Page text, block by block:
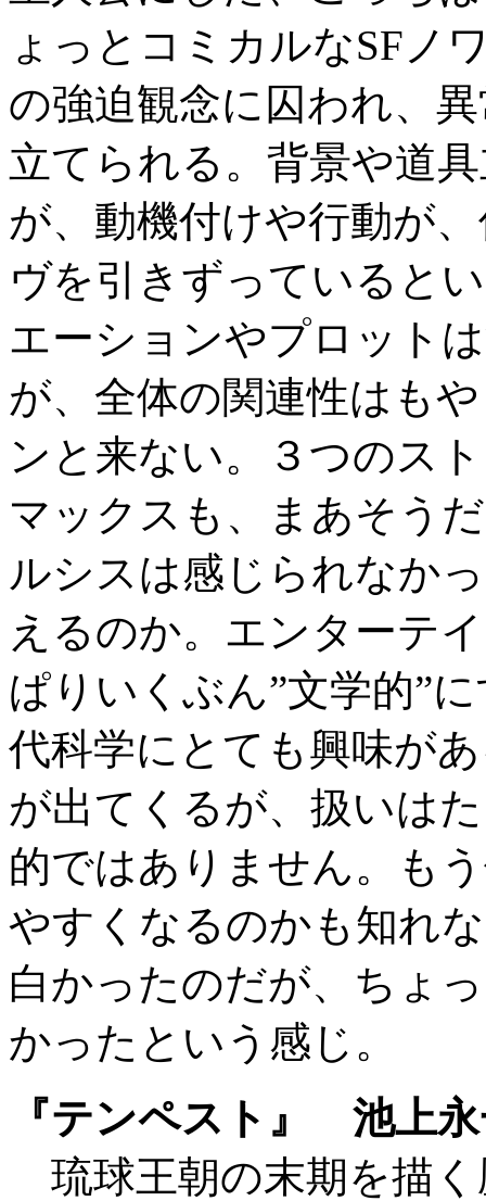
ょっとコミカルなSFノ
の強迫観念に囚われ、
立てられる。背景や道
が、動機付けや行動が
ヴを引きずっていると
エーションやプロット
が、全体の関連性はも
ンと来ない。３つのス
マックスも、まあそう
ルシスは感じられなか
えるのか。エンターテ
ぱりいくぶん”文学的”
代科学にとても興味が
が出てくるが、扱いは
的ではありません。も
やすくなるのかも知れ
白かったのだが、ちょ
かったという感じ。
『テンペスト』 池上
琉球王朝の末期を描く